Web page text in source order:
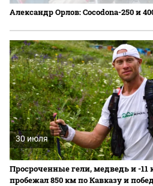
Александр Орлов: Cocodona-250 и
30 июля
Просроченные гели, медведь и -11
пробежал 850 км по Кавказу и